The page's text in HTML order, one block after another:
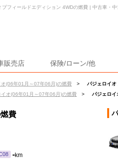
販売店 保険/ローン/他
オ(06年01月～07年06月)の燃費 >
パジェロイ
イオ(06年01月～07年06月)の燃費 > パジェロイ
ブフィールドエディション 4WDの燃費 | 中古車・
費
-km